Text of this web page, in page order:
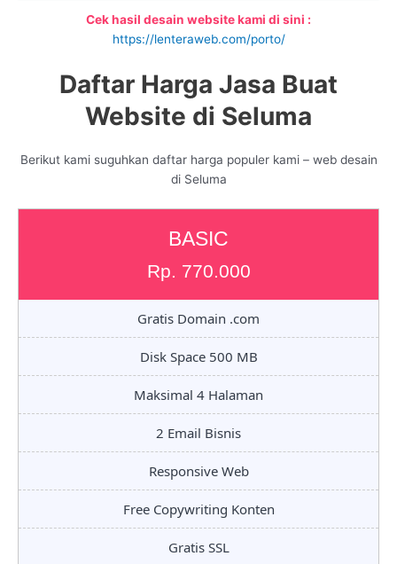
Cek hasil desain website kami di sini :
https://lenteraweb.com/porto/
Daftar Harga Jasa Buat
Website di Seluma
Berikut kami suguhkan daftar harga populer kami – web desain
di Seluma
BASIC
Rp. 770.000
Gratis Domain .com
Disk Space 500 MB
Maksimal 4 Halaman
2 Email Bisnis
Responsive Web
Free Copywriting Konten
Gratis SSL